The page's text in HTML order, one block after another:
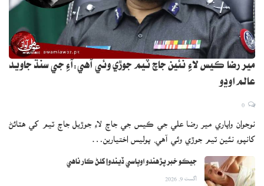
مير رضا ڪيس لاءِ نئين جاچ ٽيم جوڙي وئي آهي:آءِ جي سنڌ جاويد
عالم اوڍو
نوجوان واپاري مير رضا علي جي ڪيس جي جاچ لاءِ جوڙيل جاچ ٽيم کي هٽائڻ
کانپوءِ نئين ٽيم جوڙي وئي آهي. پوليس اختيارين…
جيڪو خبر پڙهندو اوٻاسي ڏيندو! کلڻ ڪار ناهي
اگست 9, 2026